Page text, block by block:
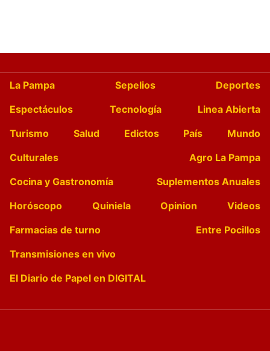
La Pampa Sepelios
Deportes
Espectáculos
Tecnología
Linea Abierta
Turismo
Salud Edictos País
Mundo
Culturales
Agro La Pampa
Cocina y Gastronomía
Suplementos Anuales
Horóscopo
Quiniela Opinion
Videos
Farmacias de turno
Entre Pocillos
Transmisiones en vivo
El Diario de Papel en DIGITAL